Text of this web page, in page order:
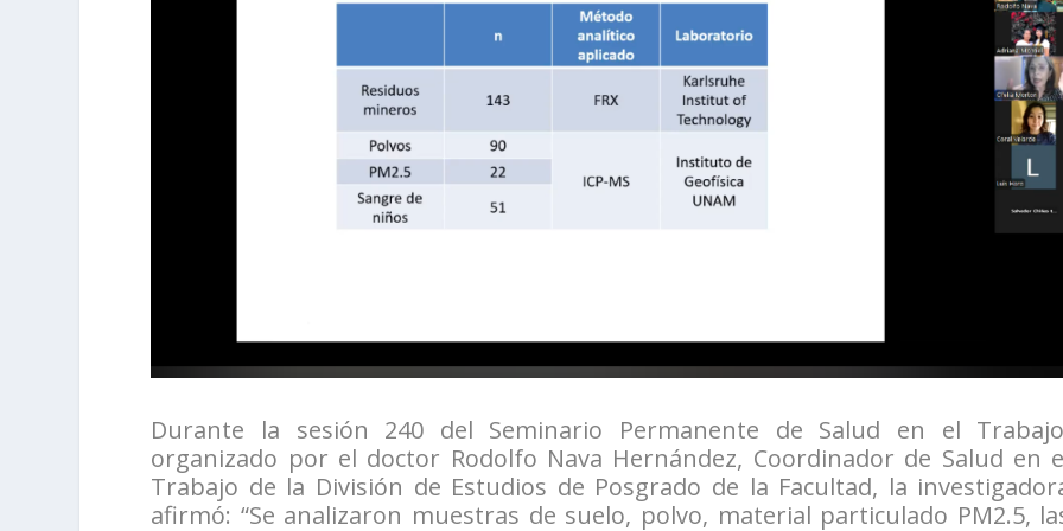
Durante la sesión 240 del Seminario Permanente de Salud en el
organizado por el doctor Rodolfo Nava Hernández, Coordinador de Salud en
Trabajo de la División de Estudios de Posgrado de la Facultad, la
afirmó: “Se analizaron muestras de suelo, polvo, material particulado PM2.5,